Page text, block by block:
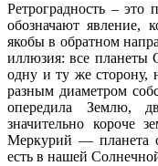
Ретроградность – это
обозначают явление,
якобы в обратном
иллюзия: все планеты
одну и ту же сторону,
разным диаметром
опередила Землю,
значительно
Меркурий — планета
есть в нашей